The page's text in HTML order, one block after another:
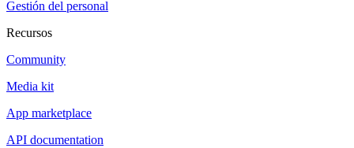
Gestión del personal
Recursos
Community
Media kit
App marketplace
API documentation